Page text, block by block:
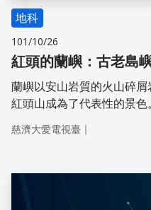
地科
101/10/26
紅頭的蘭嶼：古老島
蘭嶼以安山岩質的火山碎
紅頭山成為了代表性的景
慈濟大愛電視臺 ｜